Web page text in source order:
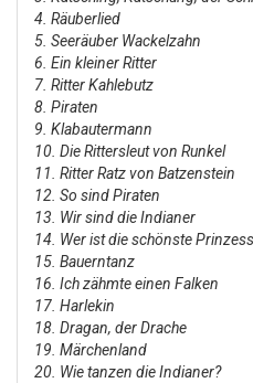
4. Räuberlied
5. Seeräuber Wackelzahn
6. Ein kleiner Ritter
7. Ritter Kahlebutz
8. Piraten
9. Klabautermann
10. Die Rittersleut von Runkel
11. Ritter Ratz von Batzenstein
12. So sind Piraten
13. Wir sind die Indianer
14. Wer ist die schönste
15. Bauerntanz
16. Ich zähmte einen Falken
17. Harlekin
18. Dragan, der Drache
19. Märchenland
20. Wie tanzen die Indianer?